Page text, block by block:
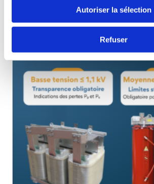
Autoriser la sélection
Refuser